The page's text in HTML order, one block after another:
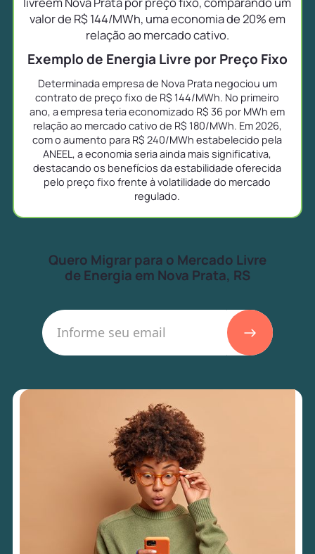
valor de R$ 144/MWh, uma economia de 20% em
relação ao mercado cativo.
Exemplo de Energia Livre por Preço Fixo
Determinada empresa de Nova Prata negociou um
contrato de preço fixo de R$ 144/MWh. No primeiro
ano, a empresa teria economizado R$ 36 por MWh em
relação ao mercado cativo de R$ 180/MWh. Em 2026,
com o aumento para R$ 240/MWh estabelecido pela
ANEEL, a economia seria ainda mais significativa,
destacando os benefícios da estabilidade oferecida
pelo preço fixo frente à volatilidade do mercado
regulado.
Quero Migrar para o Mercado Livre
de Energia em Nova Prata, RS